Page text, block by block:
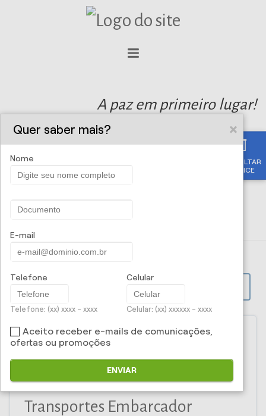
CONSULTAR
APÓLICE
A paz em primeiro lugar!
Iti Corretora e Administradora
de Seguros Ltda - Seguro
Transportes Embarcador
Quer saber mais?
Nome
E-mail
Telefone
Telefone: (xx) xxxx - xxxx
Celular
Celular: (xx) xxxxxx - xxxx
Aceito receber e-mails de comunicações,
ofertas ou promoções
ENVIAR